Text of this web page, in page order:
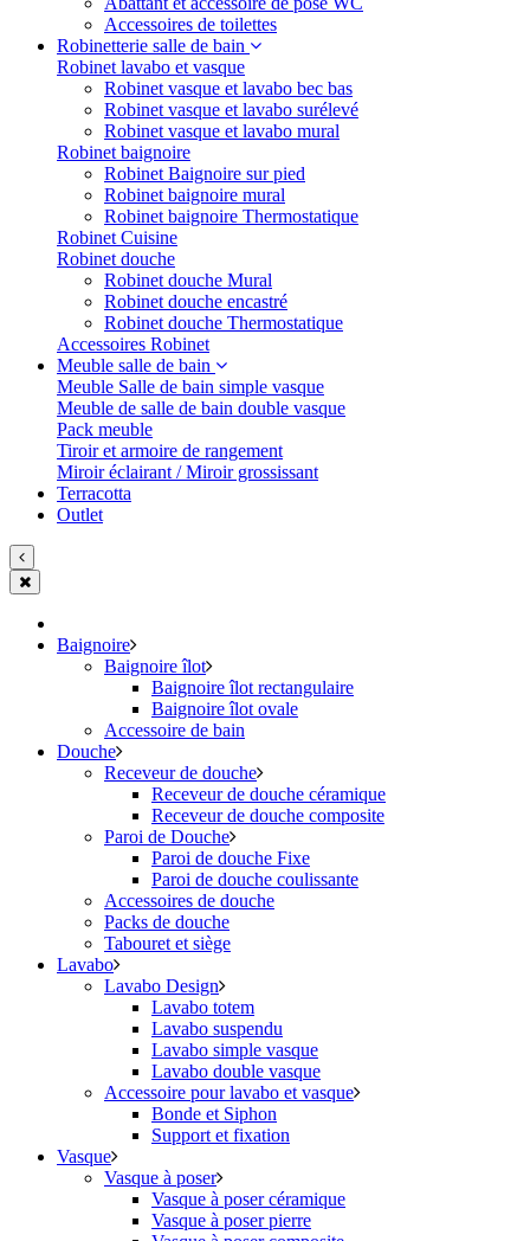
Accessoires de toilettes
Robinetterie salle de bain
Robinet lavabo et vasque
Robinet vasque et lavabo bec bas
Robinet vasque et lavabo surélevé
Robinet vasque et lavabo mural
Robinet baignoire
Robinet Baignoire sur pied
Robinet baignoire mural
Robinet baignoire Thermostatique
Robinet Cuisine
Robinet douche
Robinet douche Mural
Robinet douche encastré
Robinet douche Thermostatique
Accessoires Robinet
Meuble salle de bain
Meuble Salle de bain simple vasque
Meuble de salle de bain double vasque
Pack meuble
Tiroir et armoire de rangement
Miroir éclairant / Miroir grossissant
Terracotta
Outlet
Baignoire
Baignoire îlot
Baignoire îlot rectangulaire
Baignoire îlot ovale
Accessoire de bain
Douche
Receveur de douche
Receveur de douche céramique
Receveur de douche composite
Paroi de Douche
Paroi de douche Fixe
Paroi de douche coulissante
Accessoires de douche
Packs de douche
Tabouret et siège
Lavabo
Lavabo Design
Lavabo totem
Lavabo suspendu
Lavabo simple vasque
Lavabo double vasque
Accessoire pour lavabo et vasque
Bonde et Siphon
Support et fixation
Vasque
Vasque à poser
Vasque à poser céramique
Vasque à poser pierre